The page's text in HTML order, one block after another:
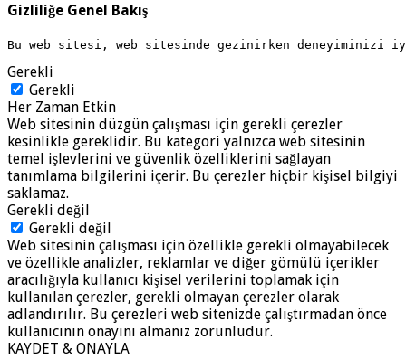
Gizliliğe Genel Bakış
Bu web sitesi, web sitesinde gezinirken deneyiminizi
Gerekli
Gerekli
Her Zaman Etkin
Web sitesinin düzgün çalışması için gerekli çerezler
kesinlikle gereklidir. Bu kategori yalnızca web sitesinin
temel işlevlerini ve güvenlik özelliklerini sağlayan
tanımlama bilgilerini içerir. Bu çerezler hiçbir kişisel bilgiyi
saklamaz.
Gerekli değil
Gerekli değil
Web sitesinin çalışması için özellikle gerekli olmayabilecek
ve özellikle analizler, reklamlar ve diğer gömülü içerikler
aracılığıyla kullanıcı kişisel verilerini toplamak için
kullanılan çerezler, gerekli olmayan çerezler olarak
adlandırılır. Bu çerezleri web sitenizde çalıştırmadan önce
kullanıcının onayını almanız zorunludur.
KAYDET & ONAYLA